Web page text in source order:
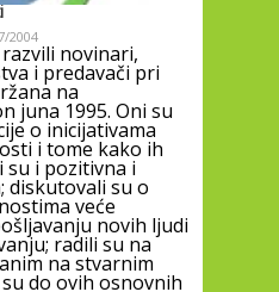
2004
novinari,
i predavači pri
na
juna 1995. Oni su
o inicijativama
i tome kako ih
su i pozitivna i
diskutovali su o
veće
novih ljudi
radili su na
na stvarnim
do ovih osnovnih